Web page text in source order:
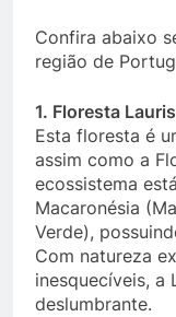
Confira abaixo
região de
1. Floresta
Esta floresta é
assim como a
ecossistema
Macaronésia
Verde),
Com natureza
inesquecíveis, a
deslumbrante.